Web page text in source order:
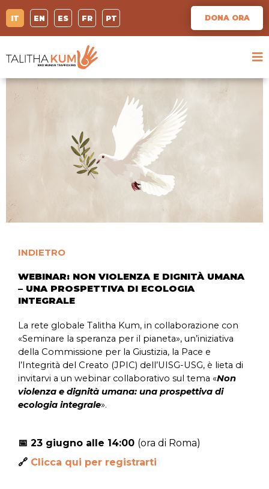
IT EN ES FR PT DONA ORA
INDIETRO
WEBINAR: NON VIOLENZA E DIGNITÀ UMANA
– UNA PROSPETTIVA DI ECOLOGIA
INTEGRALE
La rete globale Talitha Kum, in collaborazione con
«Seminare la speranza per il pianeta», un’iniziativa
della Commissione per la Giustizia, la Pace e
l’Integrità del Creato (JPIC) dell’UISG-USG, è lieta di
invitarvi a un webinar collaborativo sul tema «Non
violenza e dignità umana: una prospettiva di
ecologia integrale».
📅 23 giugno alle 14:00 (ora di Roma)
🔗 Clicca qui per registrarti